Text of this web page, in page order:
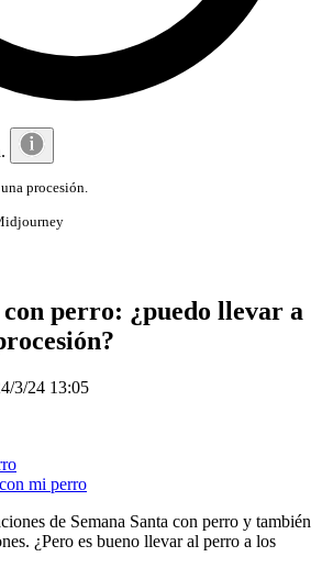
procesión.
con perro: ¿puedo llevar a
3/24 13:05
mi perro
de Semana Santa con perro y también
¿Pero es bueno llevar al perro a los